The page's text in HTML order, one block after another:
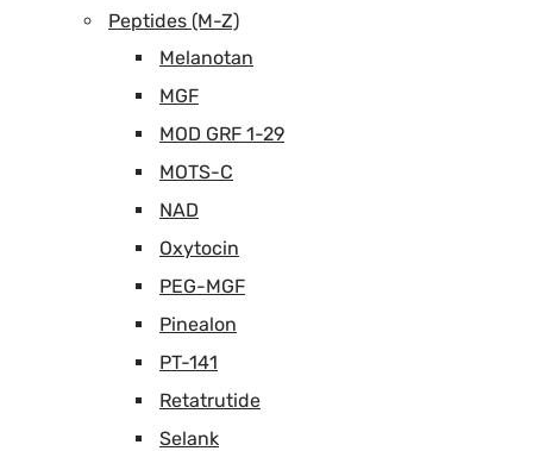
Peptides (M-Z)
Melanotan
MGF
MOD GRF 1-29
MOTS-C
NAD
Oxytocin
PEG-MGF
Pinealon
PT-141
Retatrutide
Selank